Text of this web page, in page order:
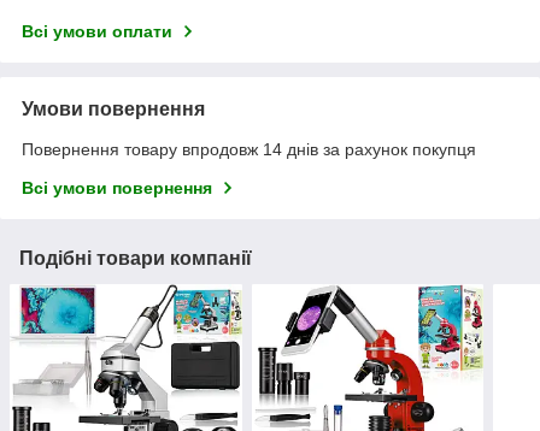
Всі умови оплати
Умови повернення
Повернення товару впродовж 14 днів за рахунок покупця
Всі умови повернення
Подібні товари компанії